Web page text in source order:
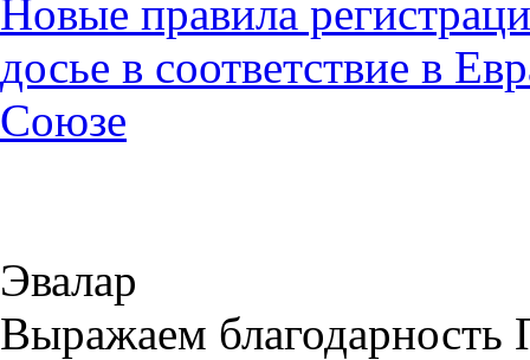
Новые правила
досье в соответствие в
Союзе
Эвалар
Выражаем благодарность